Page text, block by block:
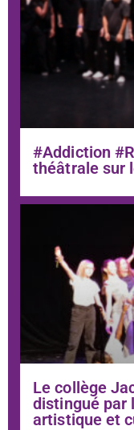
#Addiction
théâtrale sur
Le collège
distingué par
artistique et